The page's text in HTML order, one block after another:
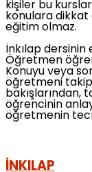
kişiler bu
konulara
eğitim olmaz.
İnkılap
Öğretmen
Konuyu veya
öğretmeni
bakışlarından,
öğrencinin
öğretmenin
İNKILAP